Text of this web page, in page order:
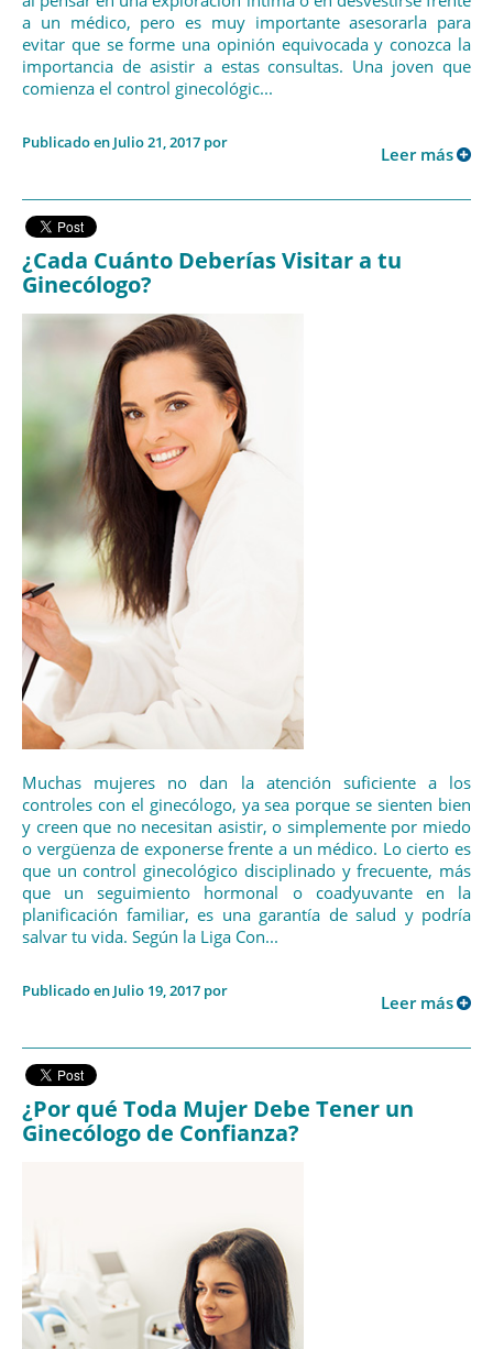
a un médico, pero es muy importante asesorarla para
evitar que se forme una opinión equivocada y conozca la
importancia de asistir a estas consultas. Una joven que
comienza el control ginecológic...
Publicado en Julio 21, 2017 por
Leer más
¿Cada Cuánto Deberías Visitar a tu
Ginecólogo?
Muchas mujeres no dan la atención suficiente a los
controles con el ginecólogo, ya sea porque se sienten bien
y creen que no necesitan asistir, o simplemente por miedo
o vergüenza de exponerse frente a un médico. Lo cierto es
que un control ginecológico disciplinado y frecuente, más
que un seguimiento hormonal o coadyuvante en la
planificación familiar, es una garantía de salud y podría
salvar tu vida. Según la Liga Con...
Publicado en Julio 19, 2017 por
Leer más
¿Por qué Toda Mujer Debe Tener un
Ginecólogo de Confianza?